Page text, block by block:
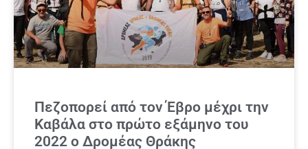
Πεζοπορεί από τον Έβρο μέχρι την
Καβάλα στο πρώτο εξάμηνο του
2022 ο Δρομέας Θράκης